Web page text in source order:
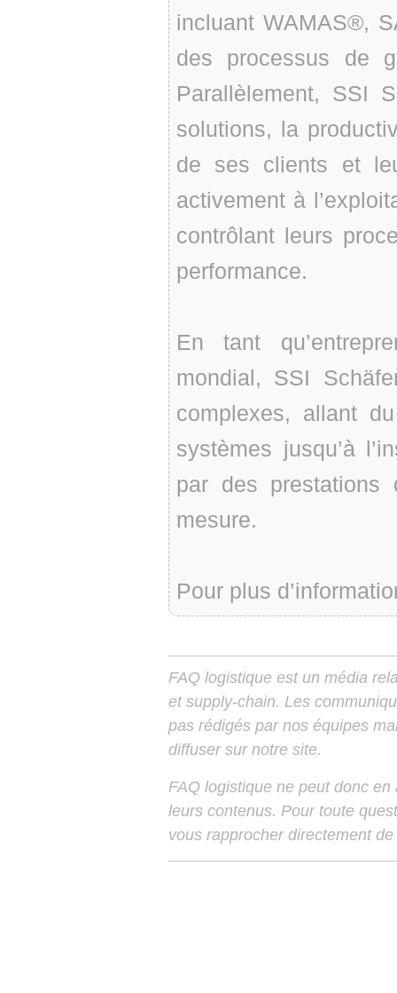
incluant WAMAS®,
des processus de
Parallèlement, SSI
solutions, la
de ses clients et
activement à
contrôlant leurs
performance.
En tant
mondial, SSI
complexes, allant
systèmes jusqu’à
par des prestations
mesure.
Pour plus
FAQ logistique est un média
et supply-chain. Les
pas rédigés par nos équipes
diffuser sur notre site.
FAQ logistique ne peut donc
leurs contenus. Pour toute
vous rapprocher directement